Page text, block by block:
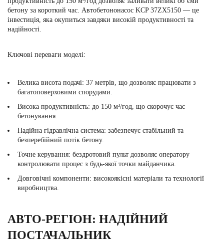
бетону за короткий час. Автобетононасос KCP 37ZX5150 — це
інвестиція, яка окупиться завдяки високій продуктивності та
надійності.
Ключові переваги моделі:
Велика висота подачі: 37 метрів, що дозволяє працювати з
багатоповерховими спорудами.
Висока продуктивність: до 150 м³/год, що скорочує час
бетонування.
Надійна гідравлічна система: забезпечує стабільний та
безперебійний потік бетону.
Точне керування: бездротовий пульт дозволяє оператору
контролювати процес з будь-якої точки майданчика.
Довговічні компоненти: високоякісні матеріали та технології
виробництва.
АВТО-РЕГІОН: НАДІЙНИЙ
ПОСТАЧАЛЬНИК